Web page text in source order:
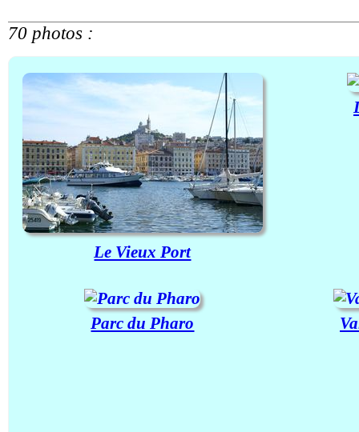
70 photos :
Le Vieux Port
Parc du Pharo